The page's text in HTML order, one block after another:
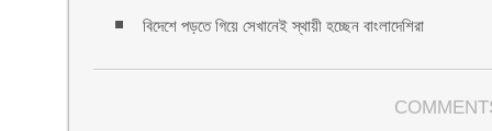
বিদেশে পড়তে গিয়ে সেখানেই স্থায়ী হচ্ছেন বাংলাদেশিরা